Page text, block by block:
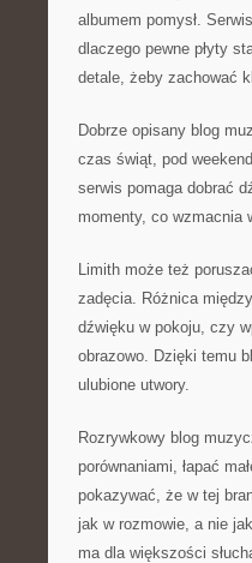
albumem pomysł.
dlaczego pewne płyty
detale, żeby zachować
Dobrze opisany blog
czas świąt, pod
serwis pomaga dobrać
momenty, co wzmacnia
Limith może też
zadęcia. Różnica
dźwięku w pokoju, czy
obrazowo. Dzięki temu
ulubione utwory.
Rozrywkowy blog
porównaniami, łapać
pokazywać, że w tej
jak w rozmowie, a nie
ma dla większości